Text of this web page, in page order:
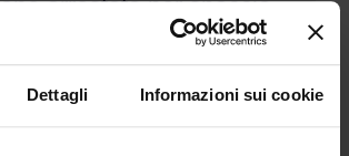
Dettagli Informazioni sui cookie
arrestato per spaccio
vigilanza La Lince, hanno rintracciato
(...)